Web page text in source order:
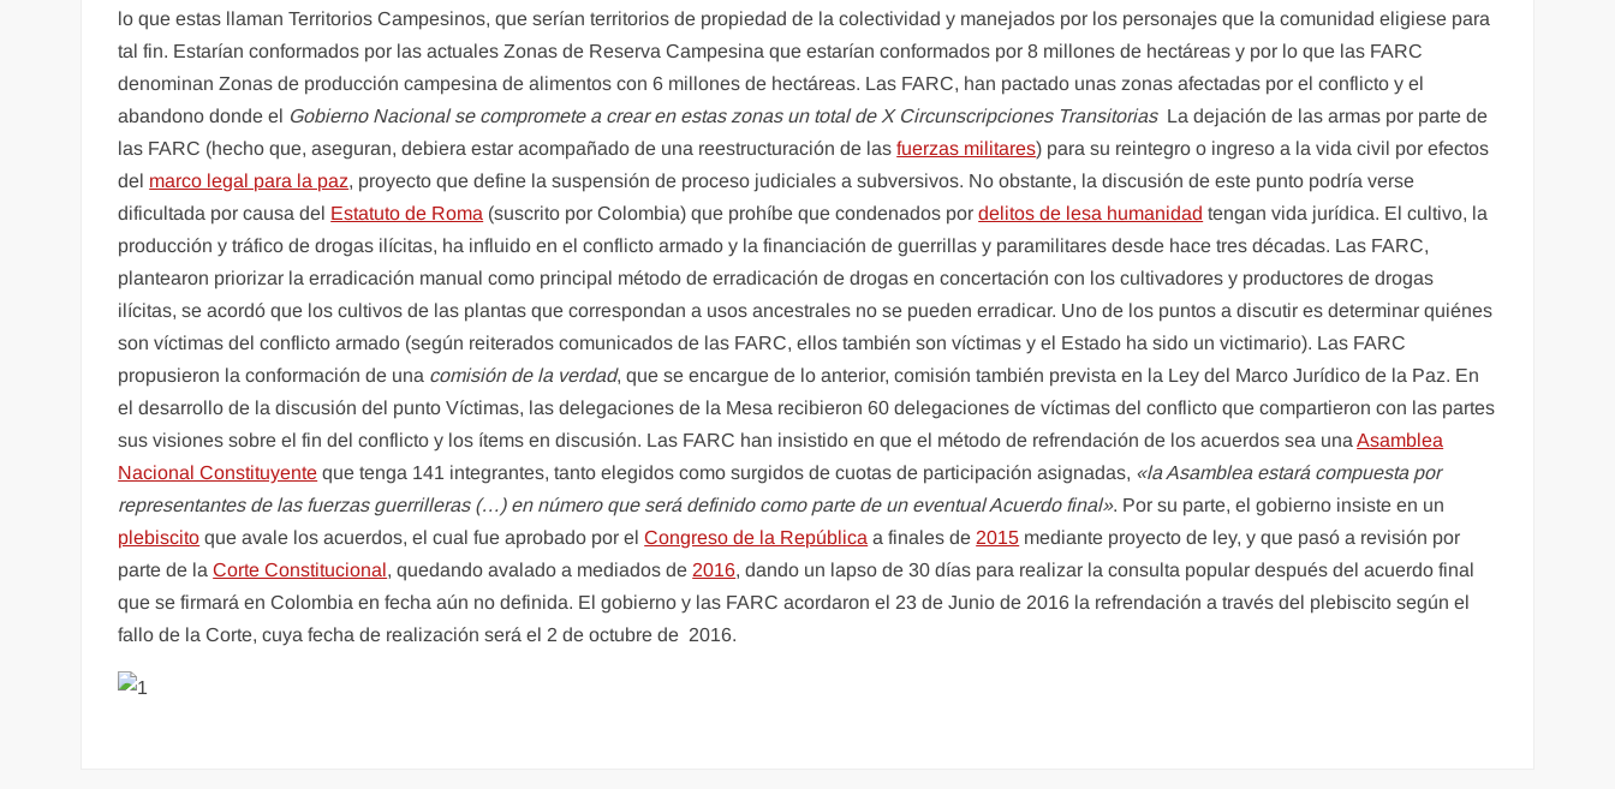
lo que estas llaman Territorios Campesinos, que serían territorios de propiedad de la colectividad y manejados por los personajes que la comunidad eligiese para
tal fin. Estarían conformados por las actuales Zonas de Reserva Campesina que estarían conformados por 8 millones de hectáreas y por lo que las FARC
denominan Zonas de producción campesina de alimentos con 6 millones de hectáreas. Las FARC, han pactado unas zonas afectadas por el conflicto y el
abandono donde el Gobierno Nacional se compromete a crear en estas zonas un total de X Circunscripciones Transitorias La dejación de las armas por parte de
las FARC (hecho que, aseguran, debiera estar acompañado de una reestructuración de lasfuerzas militares) para su reintegro o ingreso a la vida civil por efectos
del marco legal para la paz, proyecto que define la suspensión de proceso judiciales a subversivos. No obstante, la discusión de este punto podría verse
dificultada por causa del Estatuto de Roma (suscrito por Colombia) que prohíbe que condenados pordelitos de lesa humanidad tengan vida jurídica. El cultivo, la
producción y tráfico de drogas ilícitas, ha influido en el conflicto armado y la financiación de guerrillas y paramilitares desde hace tres décadas. Las FARC,
plantearon priorizar la erradicación manual como principal método de erradicación de drogas en concertación con los cultivadores y productores de drogas
ilícitas, se acordó que los cultivos de las plantas que correspondan a usos ancestrales no se pueden erradicar. Uno de los puntos a discutir es determinar quiénes
son víctimas del conflicto armado (según reiterados comunicados de las FARC, ellos también son víctimas y el Estado ha sido un victimario). Las FARC
propusieron la conformación de una comisión de la verdad, que se encargue de lo anterior, comisión también prevista en la Ley del Marco Jurídico de la Paz. En
el desarrollo de la discusión del punto Víctimas, las delegaciones de la Mesa recibieron 60 delegaciones de víctimas del conflicto que compartieron con las partes
sus visiones sobre el fin del conflicto y los ítems en discusión. Las FARC han insistido en que el método de refrendación de los acuerdos sea unaAsamblea
Nacional Constituyente que tenga 141 integrantes, tanto elegidos como surgidos de cuotas de participación asignadas, «la Asamblea estará compuesta por
representantes de las fuerzas guerrilleras (…) en número que será definido como parte de un eventual Acuerdo final». Por su parte, el gobierno insiste en un
plebiscito que avale los acuerdos, el cual fue aprobado por elCongreso de la República a finales de 2015 mediante proyecto de ley, y que pasó a revisión por
parte de laCorte Constitucional, quedando avalado a mediados de 2016, dando un lapso de 30 días para realizar la consulta popular después del acuerdo final
que se firmará en Colombia en fecha aún no definida. El gobierno y las FARC acordaron el 23 de Junio de 2016 la refrendación a través del plebiscito según el
fallo de la Corte, cuya fecha de realización será el 2 de octubre de 2016.